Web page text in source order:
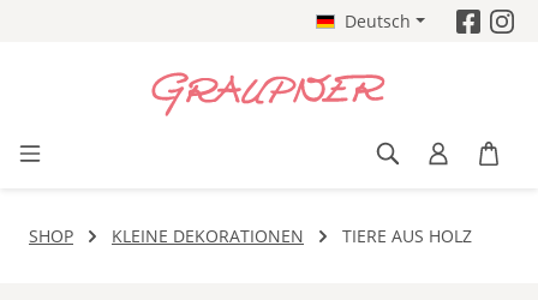
Deutsch
SHOP KLEINE DEKORATIONEN TIERE AUS HOLZ